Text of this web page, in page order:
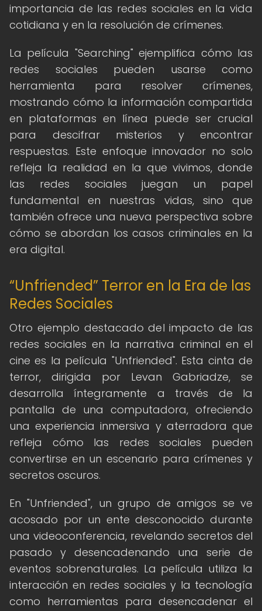
importancia de las redes sociales en la vida
cotidiana y en la resolución de crímenes.
La película "Searching" ejemplifica cómo las
redes sociales pueden usarse como
herramienta para resolver crímenes,
mostrando cómo la información compartida
en plataformas en línea puede ser crucial
para descifrar misterios y encontrar
respuestas. Este enfoque innovador no solo
refleja la realidad en la que vivimos, donde
las redes sociales juegan un papel
fundamental en nuestras vidas, sino que
también ofrece una nueva perspectiva sobre
cómo se abordan los casos criminales en la
era digital.
“Unfriended” Terror en la Era de las
Redes Sociales
Otro ejemplo destacado del impacto de las
redes sociales en la narrativa criminal en el
cine es la película "Unfriended". Esta cinta de
terror, dirigida por Levan Gabriadze, se
desarrolla íntegramente a través de la
pantalla de una computadora, ofreciendo
una experiencia inmersiva y aterradora que
refleja cómo las redes sociales pueden
convertirse en un escenario para crímenes y
secretos oscuros.
En "Unfriended", un grupo de amigos se ve
acosado por un ente desconocido durante
una videoconferencia, revelando secretos del
pasado y desencadenando una serie de
eventos sobrenaturales. La película utiliza la
interacción en redes sociales y la tecnología
como herramientas para desencadenar el